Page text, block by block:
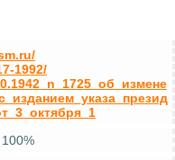
1992/